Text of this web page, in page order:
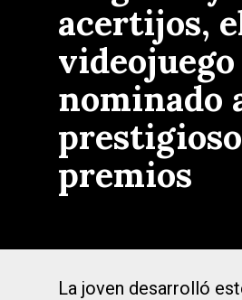
acertijos,
videojuego
nominado
premios
La joven desarrolló